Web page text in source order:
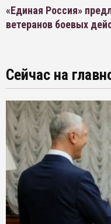
«Единая Россия»
ветеранов боевых
Сейчас на